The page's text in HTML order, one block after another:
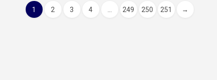
1 2 3 4 249 250 251 →